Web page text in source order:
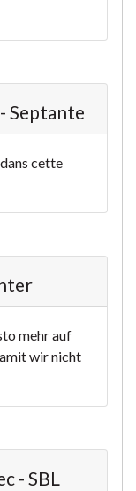
Septante
cette
mehr auf
wir nicht
- SBL